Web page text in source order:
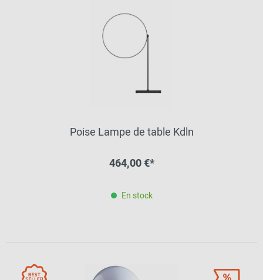
Poise Lampe de table Kdln
464,00 €*
En stock